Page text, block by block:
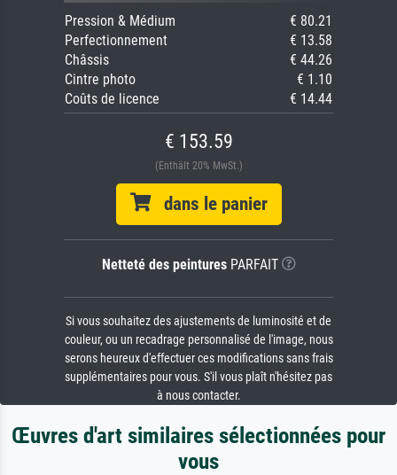
Pression & Médium
€ 80.21
Perfectionnement
€ 13.58
Châssis
€ 44.26
Cintre photo
€ 1.10
Coûts de licence
€ 14.44
€ 153.59
(Enthält 20% MwSt.)
dans le panier
Netteté des peinturesPARFAIT
Si vous souhaitez des ajustements de luminosité et de
couleur, ou un recadrage personnalisé de l'image, nous
serons heureux d'effectuer ces modifications sans frais
supplémentaires pour vous. S'il vous plaît n'hésitez pas
à nous contacter.
Œuvres d'art similaires sélectionnées pour
vous